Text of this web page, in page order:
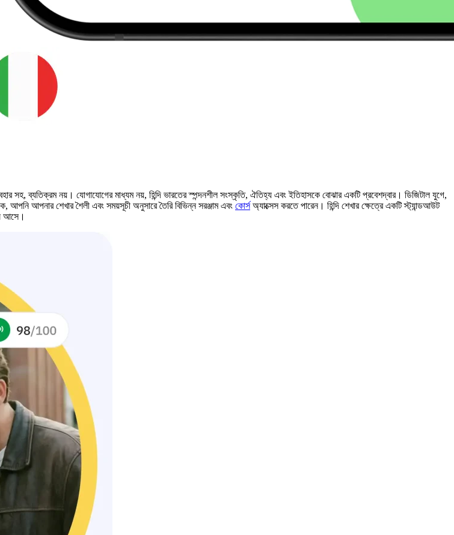
সহ, ব্যতিক্রম নয়। যোগাযোগের মাধ্যম নয়, হিন্দি ভারতের স্পন্দনশীল সংস্কৃতি, ঐতিহ্য এবং ইতিহাসকে বোঝার একটি প্রবেশদ্বার। ডিজিটাল যুগে,
আপনি আপনার শেখার শৈলী এবং সময়সূচী অনুসারে তৈরি বিভিন্ন সরঞ্জাম এবং কোর্সঅ্যাক্সেস করতে পারেন। হিন্দি শেখার ক্ষেত্রে একটি স্ট্যান্ডআউট
আসে।